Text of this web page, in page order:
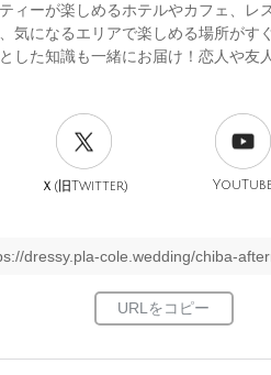
ィーが楽しめるホテルやカフェ、レ
気になるエリアで楽しめる場所がす
した知識も一緒にお届け！恋人や友
Ｘ(旧Twitter) YouTube
dressy.pla-cole.wedding/chiba-